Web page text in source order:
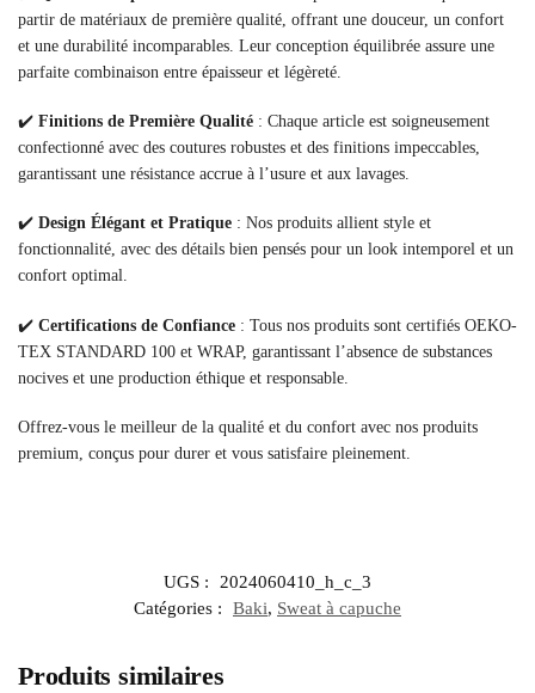
partir de matériaux de première qualité, offrant une douceur, un confort
et une durabilité incomparables. Leur conception équilibrée assure une
parfaite combinaison entre épaisseur et légèreté.
✔️ Finitions de Première Qualité : Chaque article est soigneusement
confectionné avec des coutures robustes et des finitions impeccables,
garantissant une résistance accrue à l’usure et aux lavages.
✔️ Design Élégant et Pratique : Nos produits allient style et
fonctionnalité, avec des détails bien pensés pour un look intemporel et un
confort optimal.
✔️ Certifications de Confiance : Tous nos produits sont certifiés OEKO-
TEX STANDARD 100 et WRAP, garantissant l’absence de substances
nocives et une production éthique et responsable.
Offrez-vous le meilleur de la qualité et du confort avec nos produits
premium, conçus pour durer et vous satisfaire pleinement.
UGS :
2024060410_h_c_3
Catégories :
Baki, Sweat à capuche
Produits similaires